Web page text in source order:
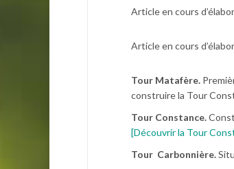
Article en cours
Article en cours
Tour Matafère.
construire la Tour
Tour Constance.
[Découvrir la Tour
Tour Carbonnière.